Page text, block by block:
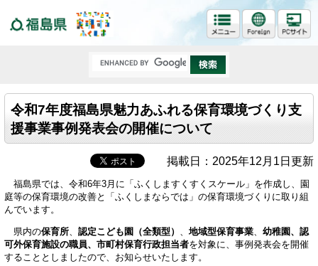
令和7年度福島県魅力あふれる保育環境づくり支
援事業事例発表会の開催について
掲載日：2025年12月1日更新
福島県では、令和6年3月に「ふくしますくすくスケール」を作成し、園
庭等の保育環境の改善と「ふくしまならでは」の保育環境づくりに取り組
んでいます。
県内の保育所、 認定こども園（全類型） 、 地域型保育事業、 幼稚園、認
可外保育施設の職員、市町村保育行政担当者を対象に、事例発表会を開催
することとしましたので、お知らせいたします。